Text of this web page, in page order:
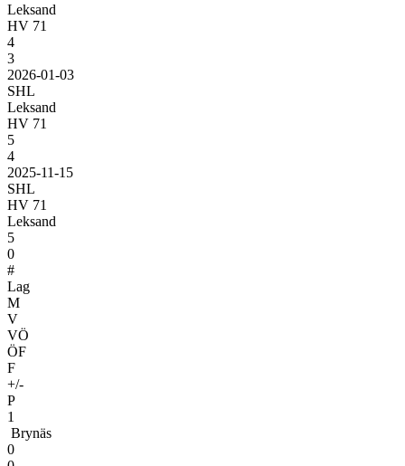
Leksand
HV 71
4
3
2026-01-03
SHL
Leksand
HV 71
5
4
2025-11-15
SHL
HV 71
Leksand
5
0
#
Lag
M
V
VÖ
ÖF
F
+/-
P
1
Brynäs
0